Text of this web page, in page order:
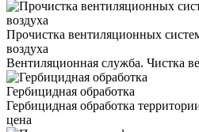
Прочистка вентиляционных
воздуха
Вентиляционная служба. Чистка
Гербицидная обработка
Гербицидная обработка
цена